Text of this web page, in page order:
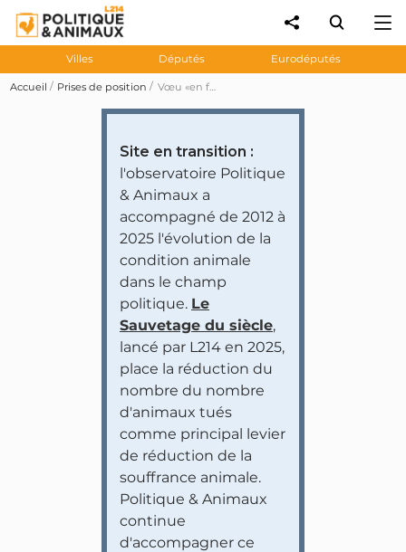
Villes Députés Eurodéputés
Accueil Prises de position Vœu «en faveur d’une loi Évin condition animale» empêchant «la publicité relative aux produits issus d'élevages industriels»
Site en transition :
l'observatoire Politique
& Animaux a
accompagné de 2012 à
2025 l'évolution de la
condition animale
dans le champ
politique. Le
Sauvetage du siècle,
lancé par L214 en 2025,
place la réduction du
nombre du nombre
d'animaux tués
comme principal levier
de réduction de la
souffrance animale.
Politique & Animaux
continue
d'accompagner ce